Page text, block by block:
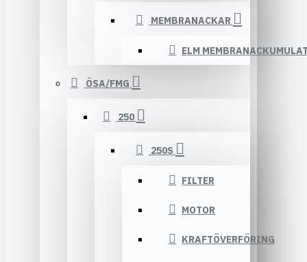
MEMBRANACKAR
ELM
ÖSA/FMG
250
250S
FILTER
MOTOR
KRAFTÖVERFÖRING